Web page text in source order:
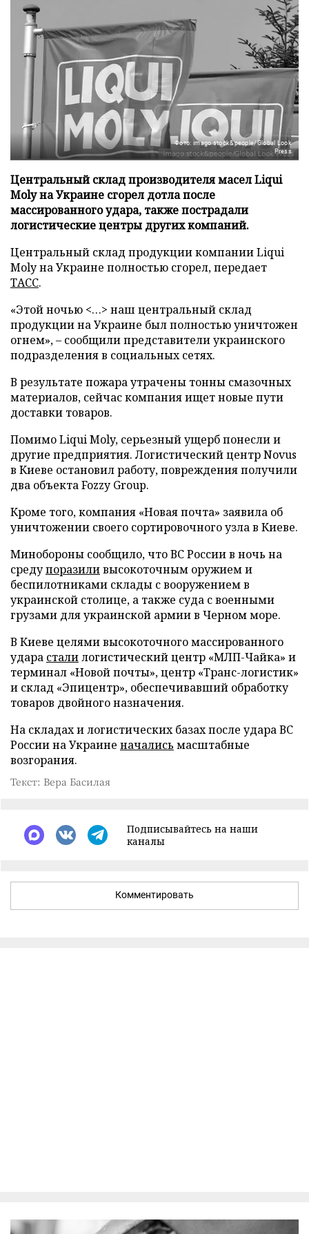
Фото: imago stock&people/Global Look
Press
Центральный склад производителя масел Liqui
Moly на Украине сгорел дотла после
массированного удара, также пострадали
логистические центры других компаний.
Центральный склад продукции компании Liqui
Moly на Украине полностью сгорел, передает
ТАСС.
«Этой ночью <…> наш центральный склад
продукции на Украине был полностью уничтожен
огнем», – сообщили представители украинского
подразделения в социальных сетях.
В результате пожара утрачены тонны смазочных
материалов, сейчас компания ищет новые пути
доставки товаров.
Помимо Liqui Moly, серьезный ущерб понесли и
другие предприятия. Логистический центр Novus
в Киеве остановил работу, повреждения получили
два объекта Fozzy Group.
Кроме того, компания «Новая почта» заявила об
уничтожении своего сортировочного узла в Киеве.
Минобороны сообщило, что ВС России в ночь на
средупоразиливысокоточным оружием и
беспилотниками склады с вооружением в
украинской столице, а также суда с военными
грузами для украинской армии в Черном море.
В Киеве целями высокоточного массированного
удара сталилогистический центр «МЛП-Чайка» и
терминал «Новой почты», центр «Транс-логистик»
и склад «Эпицентр», обеспечивавший обработку
товаров двойного назначения.
На складах и логистических базах после удара ВС
России на Украине начались масштабные
возгорания.
Текст: Вера Басилая
Подписывайтесь на наши
каналы
Комментировать